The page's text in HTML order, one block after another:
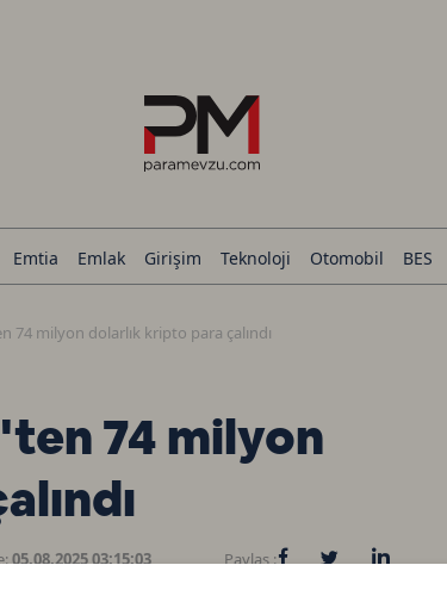
Emtia Emlak Girişim Teknoloji Otomobil BES
74 milyon dolarlık kripto para çalındı
74 milyon
05.08.2025 03:15:03 Paylaş :